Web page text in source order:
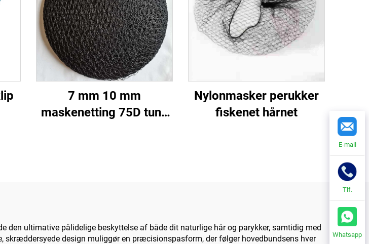
7 mm 10 mm
maskenetting 75D tung
Nylonmasker perukker
fiskenet hårnet
ultimative pålidelige beskyttelse af både dit naturlige hår og parykker, samtidig med
design muliggør en præcisionspasform, der følger hovedbundsens hver
E-mail
Tlf.
Whatsapp